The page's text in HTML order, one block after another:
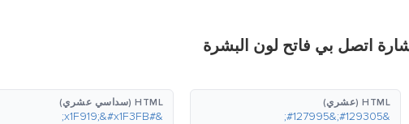
اتصل بي فاتح لون البشرة
HTML (عشري)
&#129305;&#127995;
HTML (سداسي عشري)
&#x1F919;&#x1F3FB;